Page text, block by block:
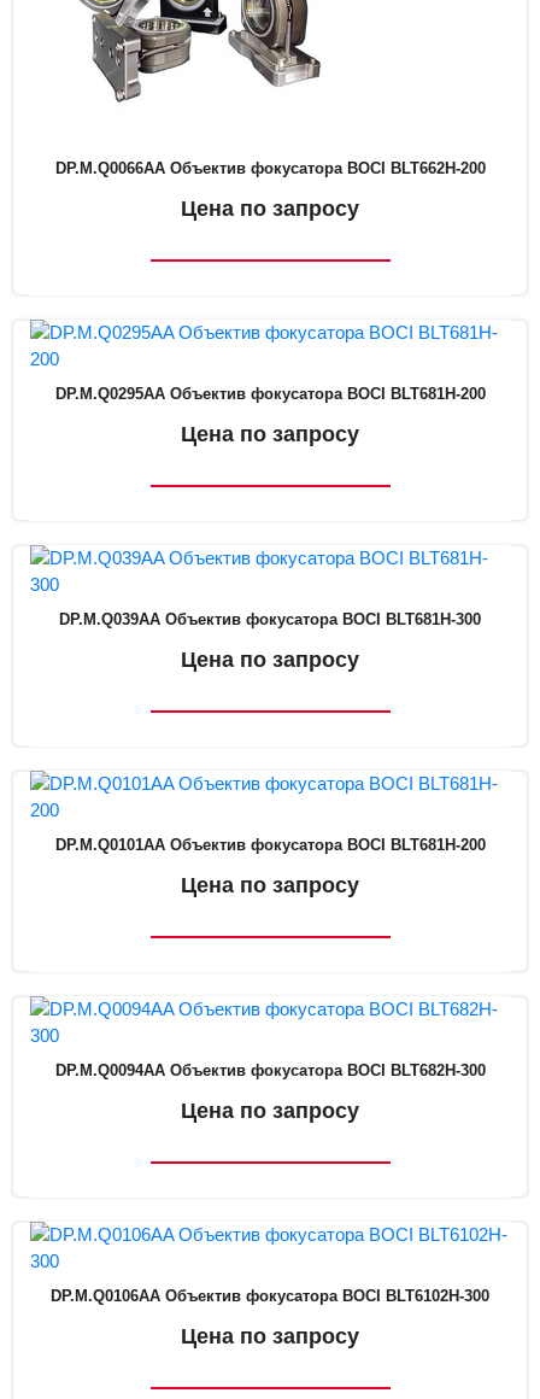
DP.M.Q0066AA Объектив фокусатора BOCI BLT662H-200
Цена по запросу
DP.M.Q0295AA Объектив фокусатора BOCI BLT681H-200
Цена по запросу
DP.M.Q039AA Объектив фокусатора BOCI BLT681H-300
Цена по запросу
DP.M.Q0101AA Объектив фокусатора BOCI BLT681H-200
Цена по запросу
DP.M.Q0094AA Объектив фокусатора BOCI BLT682H-300
Цена по запросу
DP.M.Q0106AA Объектив фокусатора BOCI BLT6102H-300
Цена по запросу